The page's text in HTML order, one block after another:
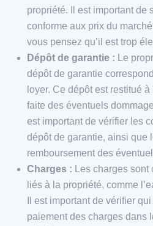
propriété. Il est important de
conforme aux prix du
vous pensez qu’il est trop
Dépôt de garantie :
Le
dépôt de garantie
loyer. Ce dépôt est restitué
faite des éventuels
est important de vérifier les
dépôt de garantie, ainsi que
remboursement des
Charges :
Les charges
liés à la propriété, comme
Il est important de vérifier
paiement des charges dans